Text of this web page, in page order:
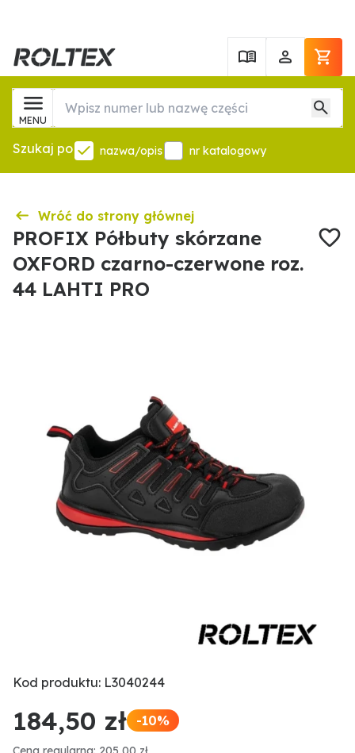
MENU
Szukaj po nazwa/opis nr katalogowy
Wróć do strony głównej
PROFIX Półbuty skórzane
OXFORD czarno-czerwone roz.
44 LAHTI PRO
Kod produktu: L3040244
184,50 zł -10%